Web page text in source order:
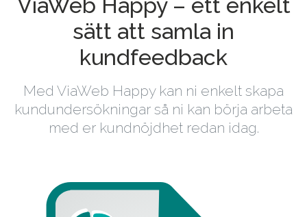
ViaWeb Happy – ett enkelt
sätt att samla in
kundfeedback
Med ViaWeb Happy kan ni enkelt skapa
kundundersökningar så ni kan börja arbeta
med er kundnöjdhet redan idag.